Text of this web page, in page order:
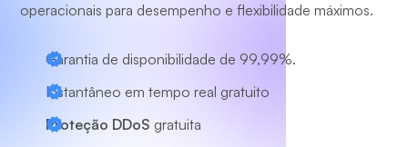
operacionais para desempenho e flexibilidade máximos.
Garantia de disponibilidade de 99,99%.
Instantâneo em tempo real gratuito
Proteção DDoS gratuita